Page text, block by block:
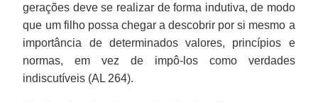
gerações deve se realizar de forma indutiva, de modo
que um filho possa chegar a descobrir por si mesmo a
importância de determinados valores, princípios e
normas, em vez de impô-los como verdades
indiscutíveis (AL 264).